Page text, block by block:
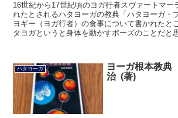
16世紀から17世紀頃のヨガ行者スヴァートマー
れたとされるハタヨーガの教典「ハタヨーガ・
ヨギー（ヨガ行者）の食事について書かれたと
タヨガというと身体を動かすポーズのことだと
ハタヨーガ
ヨーガ根本教
治 (著)